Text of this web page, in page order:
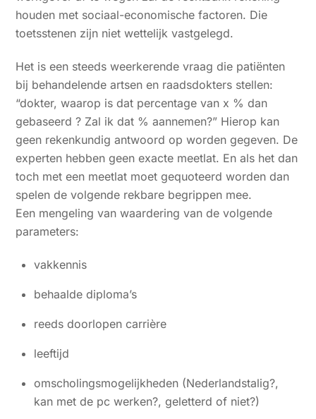
houden met sociaal-economische factoren. Die
toetsstenen zijn niet wettelijk vastgelegd.
Het is een steeds weerkerende vraag die patiënten
bij behandelende artsen en raadsdokters stellen:
“dokter, waarop is dat percentage van x % dan
gebaseerd ? Zal ik dat % aannemen?” Hierop kan
geen rekenkundig antwoord op worden gegeven. De
experten hebben geen exacte meetlat. En als het dan
toch met een meetlat moet gequoteerd worden dan
spelen de volgende rekbare begrippen mee.
Een mengeling van waardering van de volgende
parameters:
vakkennis
behaalde diploma’s
reeds doorlopen carrière
leeftijd
omscholingsmogelijkheden (Nederlandstalig?,
kan met de pc werken?, geletterd of niet?)